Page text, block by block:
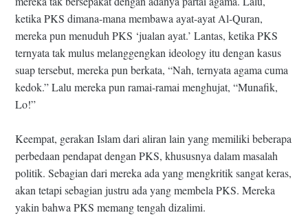
ketika PKS dimana-mana membawa ayat-ayat Al-Quran,
mereka pun menuduh PKS ‘jualan ayat.’ Lantas, ketika PKS
ternyata tak mulus melanggengkan ideology itu dengan kasus
suap tersebut, mereka pun berkata, “Nah, ternyata agama cuma
kedok.” Lalu mereka pun ramai-ramai menghujat, “Munafik,
Lo!”
Keempat, gerakan Islam dari aliran lain yang memiliki beberapa
perbedaan pendapat dengan PKS, khususnya dalam masalah
politik. Sebagian dari mereka ada yang mengkritik sangat keras,
akan tetapi sebagian justru ada yang membela PKS. Mereka
yakin bahwa PKS memang tengah dizalimi.